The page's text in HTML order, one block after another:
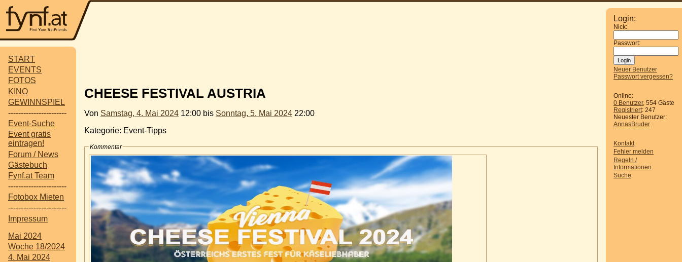
START
EVENTS
FOTOS
KINO
GEWINNSPIEL
-----------------------
Event-Suche
Event gratis
eintragen!
Forum / News
Gästebuch
Fynf.at Team
-----------------------
Fotobox Mieten
-----------------------
Impressum
Mai 2024
Woche 18/2024
4. Mai 2024
Login:
Nick:
Passwort:
Neuer Benutzer
Passwort vergessen?
Online:
0 Benutzer, 554 Gäste
Registriert: 247
Neuester Benutzer:
AnnasBruder
Kontakt
Fehler melden
Regeln /
Informationen
Suche
CHEESE FESTIVAL AUSTRIA
Von Samstag, 4. Mai 2024 12:00 bis Sonntag, 5. Mai 2024 22:00
Kategorie: Event-Tipps
Kommentar